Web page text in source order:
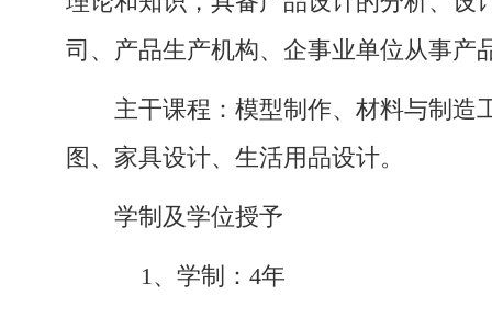
司、产品生产机构、企事业单位从事产
主干课程：模型制作、材料与制造
图、家具设计、生活用品设计。
学制及学位授予
1、学制：4年